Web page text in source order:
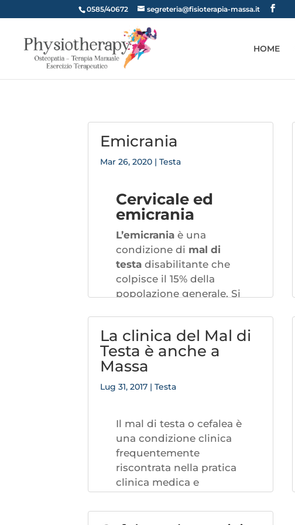
0585/40672 segreteria@fisioterapia-massa.it
HOME
Emicrania
Mar 26, 2020| Testa
Cervicale ed
emicrania
L’emicrania è una
condizione di mal di
testa disabilitante che
colpisce il 15% della
popolazione generale. Si
emicrania soffra anche di
dolore cervicale, spesso
ignorati o considerati
solo come sintomi
considerato un fattore
predittivo di disabilità
correlata all’emicrania e
di riduzione di efficacia
del trattamento
La clinica del Mal di
Testa è anche a
Massa
Lug 31, 2017| Testa
Il mal di testa o cefalea è
una condizione clinica
frequentemente
riscontrata nella pratica
clinica medica e
disturbo è molto